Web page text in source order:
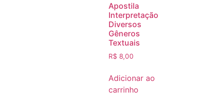
Apostila
Interpretação
Diversos
Gêneros
Textuais
R$ 8,00
Adicionar ao
carrinho